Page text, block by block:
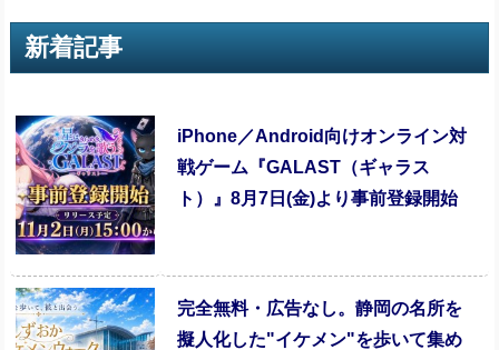
新着記事
iPhone／Android向けオンライン対
戦ゲーム『GALAST（ギャラス
ト）』8月7日(金)より事前登録開始
完全無料・広告なし。静岡の名所を
擬人化した"イケメン"を歩いて集め